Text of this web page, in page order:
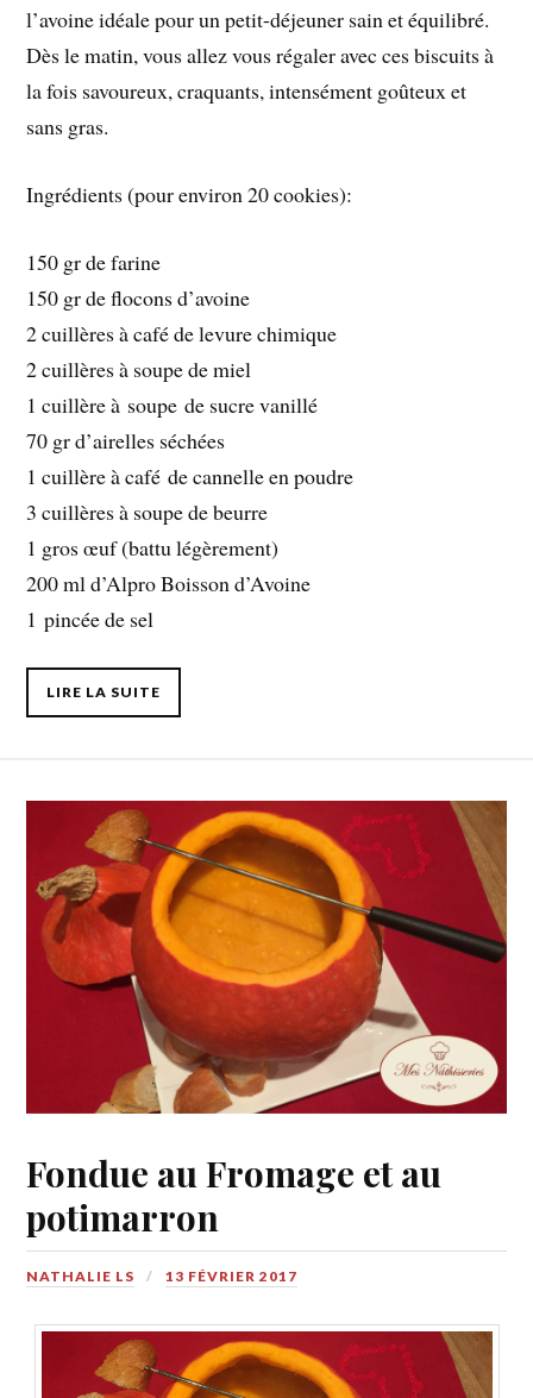
l’avoine idéale pour un petit-déjeuner sain et équilibré.
Dès le matin, vous allez vous régaler avec ces biscuits à
la fois savoureux, craquants, intensément goûteux et
sans gras.
Ingrédients (pour environ 20 cookies):
150 gr de farine
150 gr de flocons d’avoine
2 cuillères à café de levure chimique
2 cuillères à soupe de miel
1 cuillère à soupe de sucre vanillé
70 gr d’airelles séchées
1 cuillère à café de cannelle en poudre
3 cuillères à soupe de beurre
1 gros œuf (battu légèrement)
200 ml d’Alpro Boisson d’Avoine
1 pincée de sel
LIRE LA SUITE
Fondue au Fromage et au
potimarron
NATHALIE LS 13 FÉVRIER 2017